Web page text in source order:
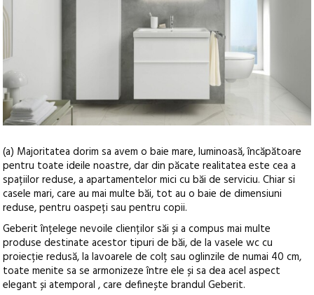
(a) Majoritatea dorim sa avem o baie mare, luminoasă, încăpătoare
pentru toate ideile noastre, dar din păcate realitatea este cea a
spațiilor reduse, a apartamentelor mici cu băi de serviciu. Chiar si
casele mari, care au mai multe băi, tot au o baie de dimensiuni
reduse, pentru oaspeți sau pentru copii.
Geberit înțelege nevoile clienților săi și a compus mai multe
produse destinate acestor tipuri de băi, de la vasele wc cu
proiecție redusă, la lavoarele de colț sau oglinzile de numai 40 cm,
toate menite sa se armonizeze între ele și sa dea acel aspect
elegant și atemporal , care definește brandul Geberit.